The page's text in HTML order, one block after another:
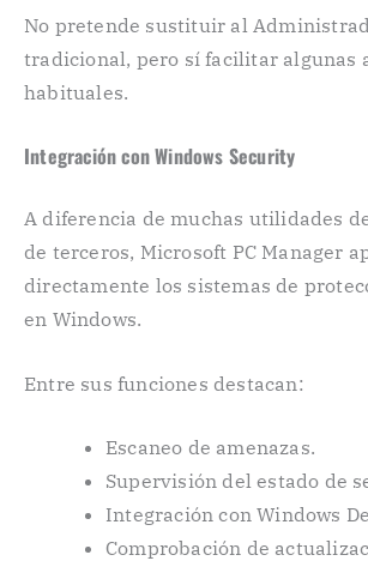
No pretende sustituir al
tradicional, pero sí facilitar algunas
habituales.
Integración con Windows Security
A diferencia de muchas utilidades
de terceros, Microsoft PC Manager
directamente los sistemas de
en Windows.
Entre sus funciones destacan:
Escaneo de amenazas.
Supervisión del estado de
Integración con Windows
Comprobación de